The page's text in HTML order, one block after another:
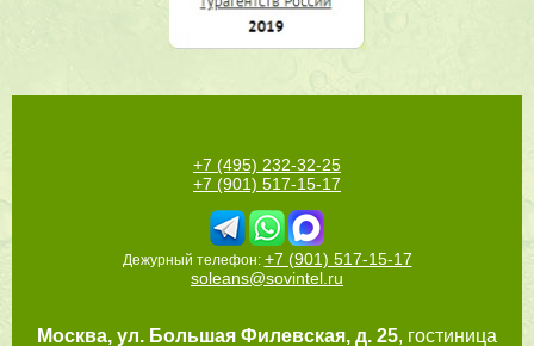
+7 (495) 232-32-25
+7 (901) 517-15-17
Дежурный телефон: +7 (901) 517-15-17
soleans@sovintel.ru
Москва, ул. Большая Филевская, д. 25, гостиница